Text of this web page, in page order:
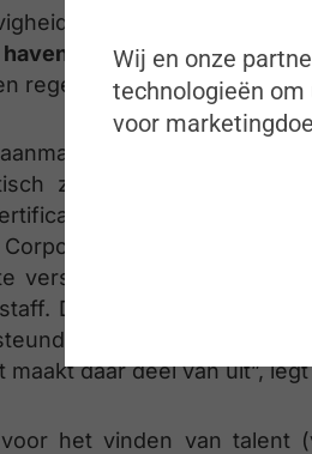
wordt gerealiseerd
haven van Antwerpen in
regelgeving. “
aan boord
zeer gestructureerd
kunnen
Talent
verschillen tussen crew
Daarom hebben we een
worden door shared
maakt daar deel van uit”,
het vinden van talent
Wij en onze
technologieën om
voor